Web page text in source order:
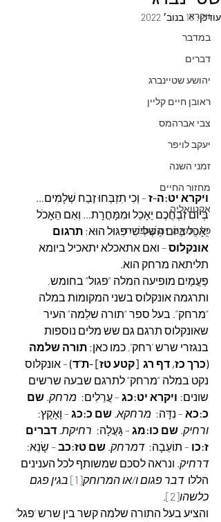
ויקרא
במדבר
דברים
יהושע שטיינברג
ראובן חיים קליין
צבי אברהמס
יעקב לויפר
זמני השנה
מחזור החיים
אקטואליה
כל המאמרים בעברית
עודכן:18 בנוב׳ 2022
ויקרא יט:ה-ז – וְכִי תִזְבְּחוּ זֶבַח שְׁלָמִים…
בְּיוֹם זִבְחֲכֶם יֵאָכֵל וּמִמָּחֳרָת… וְאִם הֵאָכֹל
יֵאָכֵל בַּיּוֹם הַשְּׁלִישִׁי פִּגּוּל הוּא; תרגום
אונקלוס – ואם אתאכלא יתאכיל ביומא
תליתאה מרחק הוא.
פַּעֲמַיִם מופיעה המלה “פגול” בחומש,
ותרגמה אונקלוס בשני המקומות במלה
“מרחק”. בעל ספר “תורה שלֵמה” העיר
שאונקלוס תרגם גם שש מלים נוספות
בנגזרי שרש ‘רחק’, כמו כאן: תורה שלמה
(כרך כז, דף רג  [קטע טז] -ת”ד) – אונקלוס
נקט במלה “מרחק” לתרגם שבעה שרשים
שונים: ויקרא יט:כג – עֲרֵלִים: מרחק. שם
כ:כא – נִדָּה: מרחקא. שם כ:כג – וָאָקֻץ:
ורחיק. שם כו:מג – גָּעֲלָה: רחיקת. דברים
ז:כו – תוֹעֵבָה: דמרחק. שם טז:כב – שָׂנֵא:
דרחיק. ונראה לסכם שמשותף לכל הענינים
הללו דבר פגום ו/או המרוחק[1]
בגין פגם
כלשהו[2]
.
והציע בעל התורה שלמה קשר בין שרש ‘פגל’